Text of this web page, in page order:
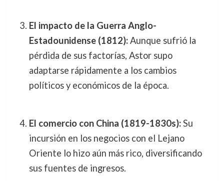
El impacto de la Guerra Anglo-
Estadounidense (1812):Aunque sufrió la
pérdida de sus factorías, Astor supo
adaptarse rápidamente a los cambios
políticos y económicos de la época.
El comercio con China (1819-1830s):Su
incursión en los negocios con el Lejano
Oriente lo hizo aún más rico, diversificando
sus fuentes de ingresos.